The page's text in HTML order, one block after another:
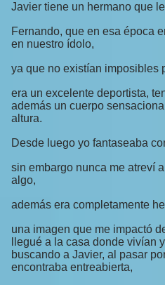
Javier tiene un hermano que
Fernando, que en esa época
en nuestro ídolo,
ya que no existían imposibles
era un excelente deportista,
además un cuerpo
altura.
Desde luego yo fantaseaba
sin embargo nunca me atreví
algo,
además era completamente
una imagen que me impactó
llegué a la casa donde vivían
buscando a Javier, al pasar
encontraba entreabierta,